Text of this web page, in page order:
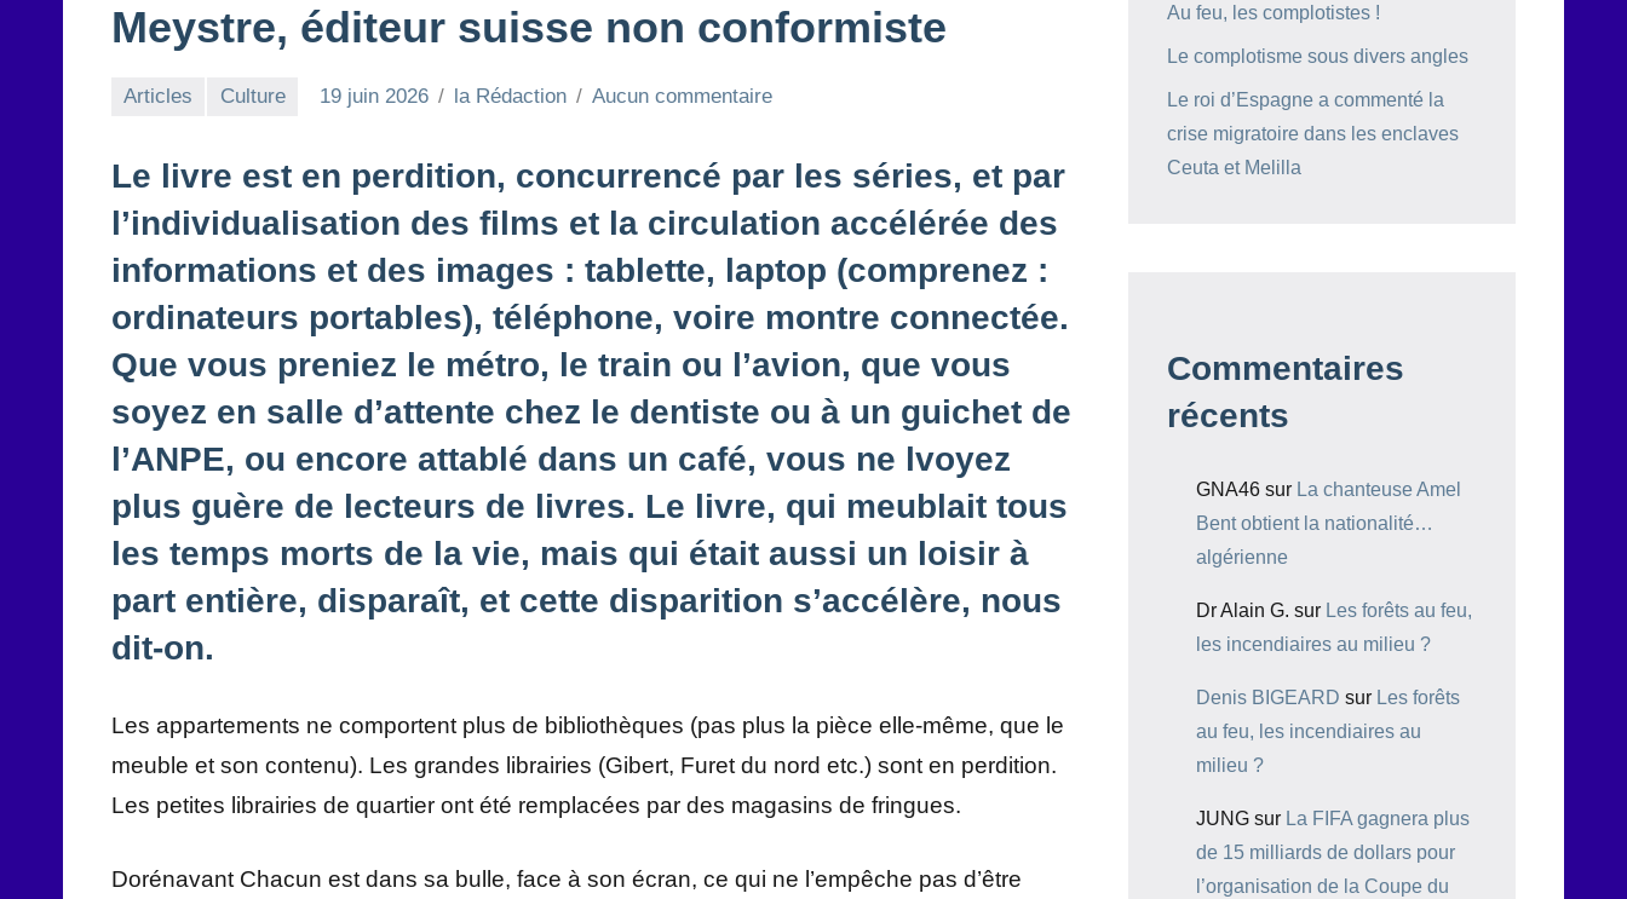
Meystre, éditeur suisse non conformiste
Articles Culture 19 juin 2026 la Rédaction Aucun commentaire
Le livre est en perdition, concurrencé par les séries, et par
l’individualisation des films et la circulation accélérée des
informations et des images : tablette, laptop (comprenez :
ordinateurs portables), téléphone, voire montre connectée.
Que vous preniez le métro, le train ou l’avion, que vous
soyez en salle d’attente chez le dentiste ou à un guichet de
l’ANPE, ou encore attablé dans un café, vous ne lvoyez
plus guère de lecteurs de livres. Le livre, qui meublait tous
les temps morts de la vie, mais qui était aussi un loisir à
part entière, disparaît, et cette disparition s’accélère, nous
dit-on.
Les appartements ne comportent plus de bibliothèques (pas plus la pièce elle-même, que le
meuble et son contenu). Les grandes librairies (Gibert, Furet du nord etc.) sont en perdition.
Les petites librairies de quartier ont été remplacées par des magasins de fringues.
Dorénavant Chacun est dans sa bulle, face à son écran, ce qui ne l’empêche pas d’être
Au feu, les complotistes !
Le complotisme sous divers angles
Le roi d’Espagne a commenté la
crise migratoire dans les enclaves
Ceuta et Melilla
Commentaires
récents
GNA46 sur La chanteuse Amel
Bent obtient la nationalité…
algérienne
Dr Alain G. sur Les forêts au feu,
les incendiaires au milieu ?
Denis BIGEARD sur Les forêts
au feu, les incendiaires au
milieu ?
JUNG sur La FIFA gagnera plus
de 15 milliards de dollars pour
l’organisation de la Coupe du